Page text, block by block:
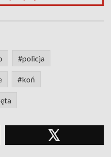
#policja
#koń